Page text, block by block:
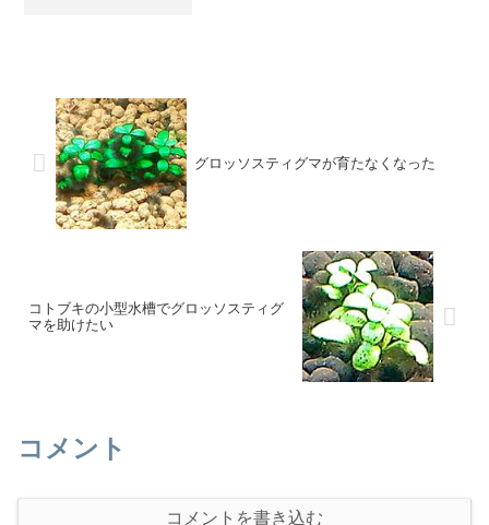
グロッソスティグマが育たなくなった
コトブキの小型水槽でグロッソスティグ
マを助けたい
コメント
コメントを書き込む